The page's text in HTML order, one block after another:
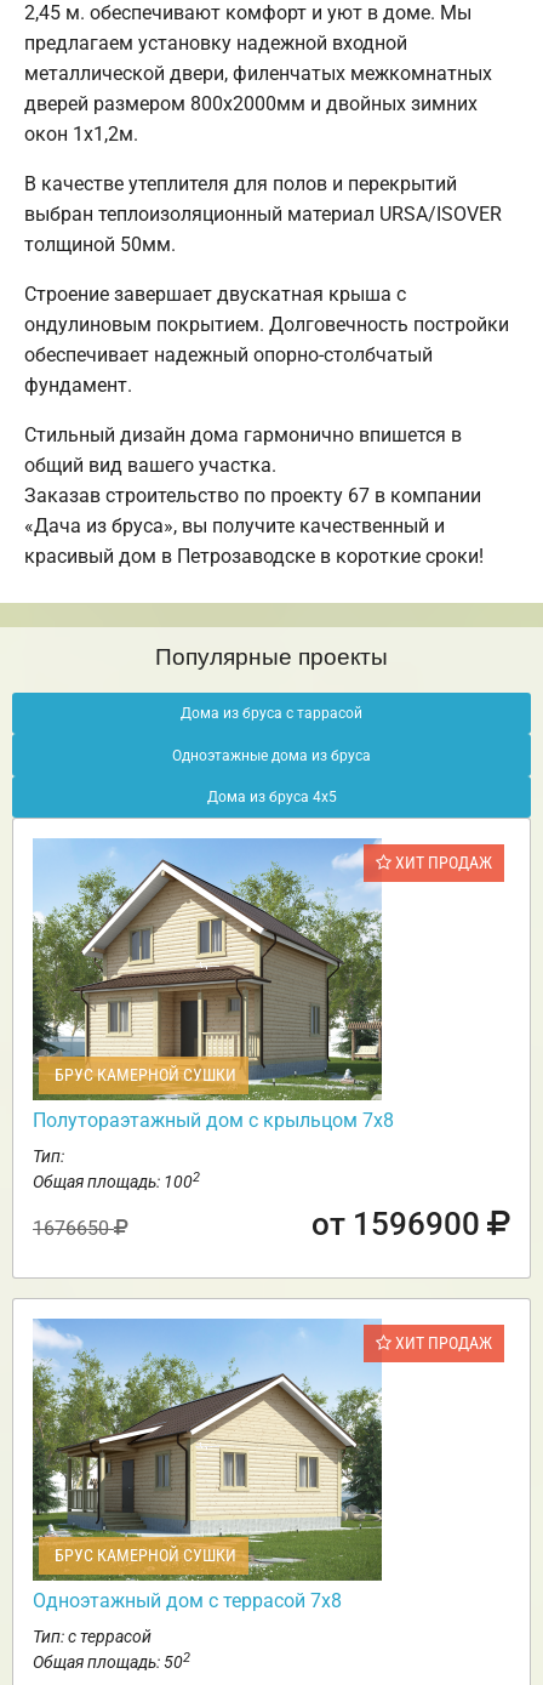
2,45 м. обеспечивают комфорт и уют в доме. Мы
предлагаем установку надежной входной
металлической двери, филенчатых межкомнатных
дверей размером 800х2000мм и двойных зимних
окон 1х1,2м.
В качестве утеплителя для полов и перекрытий
выбран теплоизоляционный материал URSA/ISOVER
толщиной 50мм.
Строение завершает двускатная крыша с
ондулиновым покрытием. Долговечность постройки
обеспечивает надежный опорно-столбчатый
фундамент.
Стильный дизайн дома гармонично впишется в
общий вид вашего участка.
Заказав строительство по проекту 67 в компании
«Дача из бруса», вы получите качественный и
красивый дом в Петрозаводске в короткие сроки!
Популярные проекты
Дома из бруса с таррасой
Одноэтажные дома из бруса
Дома из бруса 4х5
ХИТ ПРОДАЖ
БРУС КАМЕРНОЙ СУШКИ
Полутораэтажный дом с крыльцом 7х8
Тип:
Общая площадь: 1002
1676650 от 1596900
ХИТ ПРОДАЖ
БРУС КАМЕРНОЙ СУШКИ
Одноэтажный дом с террасой 7х8
Тип: с террасой
Общая площадь: 502